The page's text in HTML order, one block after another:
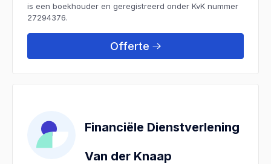
is een boekhouder en geregistreerd onder KvK nummer
27294376.
Offerte
Financiële Dienstverlening
Van der Knaap